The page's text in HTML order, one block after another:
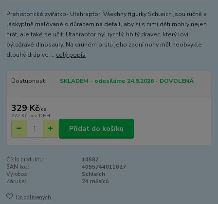
Prehistorické zvířátko- Utahraptor. Všechny figurky Schleich jsou ručně a
láskyplně malované s důrazem na detail, aby si s nimi děti mohly nejen
hrát, ale také se učit. Utahraptor byl rychlý, hbitý dravec, který lovil
býložravé dinosaury. Na druhém prstu jeho zadní nohy měl neobvykle
dlouhý dráp ve ... celý popis
Dostupnost SKLADEM - odesíláme 24.8.2026 - DOVOLENÁ
329 Kč/ks
272 Kč bez DPH
Přidat do košíku
Číslo produktu:
14582
EAN kód:
4055744011627
Výrobce:
Schleich
Záruka:
24 měsíců
Do oblíbených